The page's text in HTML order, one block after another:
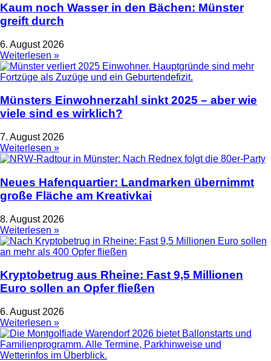
Kaum noch Wasser in den Bächen: Münster
greift durch
6. August 2026
Weiterlesen »
Münsters Einwohnerzahl sinkt 2025 – aber wie
viele sind es wirklich?
7. August 2026
Weiterlesen »
Neues Hafenquartier: Landmarken übernimmt
große Fläche am Kreativkai
8. August 2026
Weiterlesen »
Kryptobetrug aus Rheine: Fast 9,5 Millionen
Euro sollen an Opfer fließen
6. August 2026
Weiterlesen »